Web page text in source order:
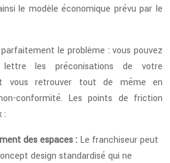
le modèle économique prévu par le
le problème : vous pouvez
les préconisations de votre
vous retrouver tout de même en
conformité. Les points de friction
:
des espaces : Le franchiseur peut
design standardisé qui ne